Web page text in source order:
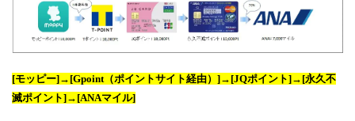
[モッピー]→[Gpoint（ポイントサイト経由）]→[JQポイント]→[永久不
滅ポイント]→[ANAマイル]